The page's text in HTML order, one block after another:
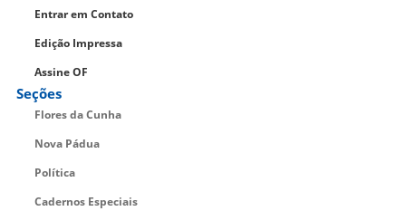
Entrar em Contato
Edição Impressa
Assine OF
Seções
Flores da Cunha
Nova Pádua
Política
Cadernos Especiais